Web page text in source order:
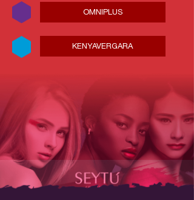
OMNIPLUS
KENYAVERGARA